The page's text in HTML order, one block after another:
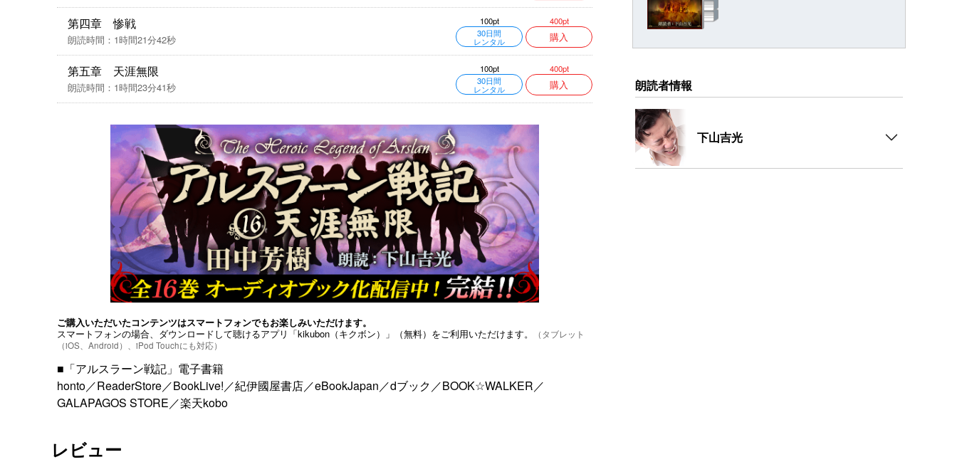
第四章 惨戦
朗読時間：1時間21分42秒
100pt
30日間
レンタル
400pt
購入
第五章 天涯無限
朗読時間：1時間23分41秒
100pt
30日間
レンタル
400pt
購入
ご購入いただいたコンテンツはスマートフォンでもお楽しみいただけます。
スマートフォンの場合、ダウンロードして聴けるアプリ「kikubon（キクボン）」（無料）をご利用いただけます。
（タブレット
（iOS、Android）、iPod Touchにも対応）
■「アルスラーン戦記」電子書籍
honto／ReaderStore／BookLive!／紀伊國屋書店／eBookJapan／dブック ／BOOK☆WALKER／
GALAPAGOS STORE／楽天kobo
朗読者情報
下山吉光
レビュー